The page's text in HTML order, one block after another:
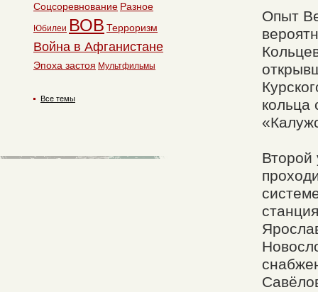
Опыт
кольца
Второй
Соцсоревнование Разное
Юбилеи ВОВ Терроризм
Война в Афганистане
Эпоха застоя Мультфильмы
Все темы